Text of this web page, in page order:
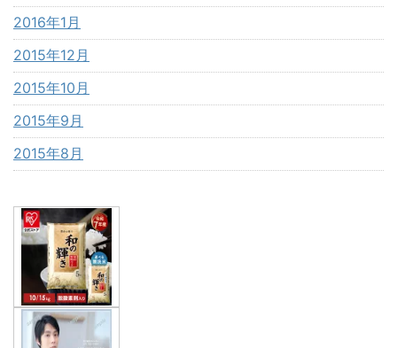
2016年1月
2015年12月
2015年10月
2015年9月
2015年8月